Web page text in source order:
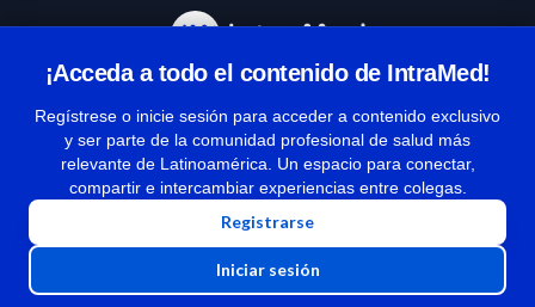
¡Acceda a todo el contenido de IntraMed!
Regístrese o inicie sesión para acceder a contenido exclusivo
y ser parte de la comunidad profesional de salud más
relevante de Latinoamérica. Un espacio para conectar,
compartir e intercambiar experiencias entre colegas.
Registrarse
Iniciar sesión
Términos y condiciones
| Políticas de privacidad
| Todos los derechos reservados | Copyright 1997-2026